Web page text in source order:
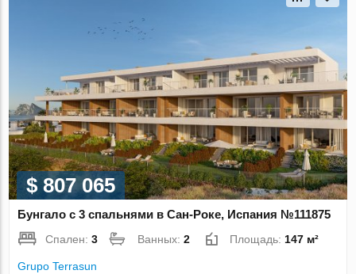
$ 807 065
Бунгало с 3 спальнями в Сан-Роке, Испания №111875
Спален:3 Ванных:2 Площадь:147 м²
Grupo Terrasun